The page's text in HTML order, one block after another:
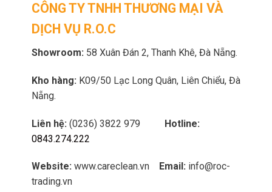
CÔNG TY TNHH THƯƠNG MẠI VÀ
DỊCH VỤ R.O.C
Showroom: 58 Xuân Đán 2, Thanh Khê, Đà Nẵng.
Kho hàng: K09/50 Lạc Long Quân, Liên Chiểu, Đà
Nẵng.
Liên hệ: (0236) 3822 979
Hotline:
0843.274.222
Website: www.careclean.vn Email: info@roc-
trading.vn